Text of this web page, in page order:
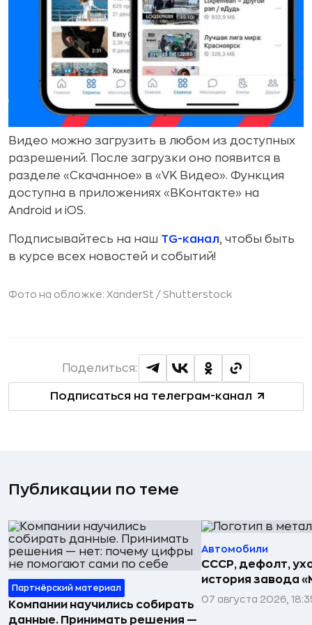
Видео можно загрузить в любом из доступных
разрешений. После загрузки оно появится в
разделе «Скачанное» в «VK Видео». Функция
доступна в приложениях «ВКонтакте» на
Android и iOS.
Подписывайтесь на наш TG-канал, чтобы быть
в курсе всех новостей и событий!
Фото на обложке: XanderSt / Shutterstock
Подписаться на телеграм-канал
Поделиться:
Публикации по теме
Партнёрский материал
Компании научились собирать
данные. Принимать решения —
Автомобили
СССР, дефолт,
история завода
07 августа 2026,